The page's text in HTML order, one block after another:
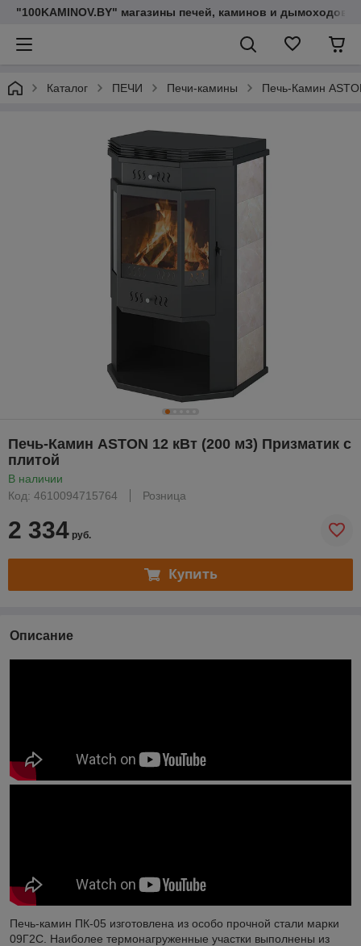
"100KAMINOV.BY" магазины печей, каминов и дымоходов
Каталог ПЕЧИ Печи-камины Печь-Камин
Печь-Камин ASTON 12 кВт (200 м3) Призматик с
плитой
В наличии
Код: 4610094715764
Розница
2 334 руб.
Купить
Описание
Печь-камин ПК-05 изготовлена из особо прочной стали марки
09Г2С. Наиболее термонагруженные участки выполнены из